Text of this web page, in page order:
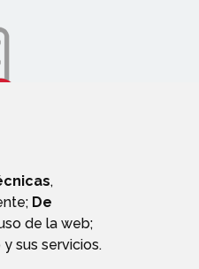
,
De
de la web;
sus servicios.